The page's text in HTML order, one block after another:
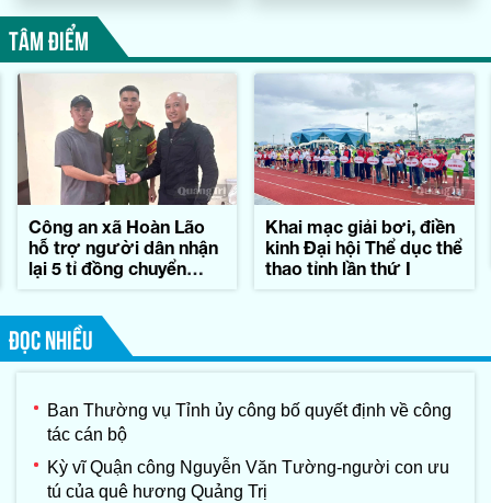
TÂM ĐIỂM
Công an xã Hoàn Lão
hỗ trợ người dân nhận
lại 5 tỉ đồng chuyển
Khai mạc giải bơi, điền
kinh Đại hội Thể dục thể
thao tỉnh lần thứ I
ĐỌC NHIỀU
Ban Thường vụ Tỉnh ủy công bố quyết định về công
tác cán bộ
Kỳ vĩ Quận công Nguyễn Văn Tường-người con ưu
tú của quê hương Quảng Trị